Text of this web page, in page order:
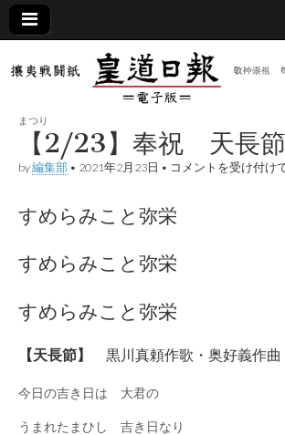
皇道
日報
（防
共新
聞）
電子
版
敬神
尊皇
｜昭
和八
年創
刊
実
践
紙
まつり
【2/23】奉祝 天長節
by編集部 • 2021年2月23日 • 【2/23】
天
長
は
コメントを受け付け
すめらみこと弥栄
すめらみこと弥栄
すめらみこと弥栄
【天長節】 黒川真頼作歌・奥好義作曲
今日の吉き日は 大君の
うまれたまひし 吉き日なり